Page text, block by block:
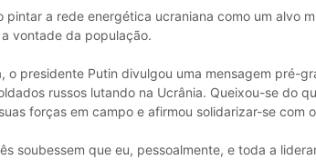
pintar a rede energética ucraniana como um alvo
vontade da população.
o presidente Putin divulgou uma mensagem pré-
russos lutando na Ucrânia. Queixou-se do
forças em campo e afirmou solidarizar-se com
soubessem que eu, pessoalmente, e toda a